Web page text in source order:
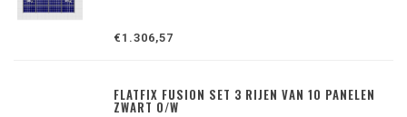
€1.306,57
FLATFIX FUSION SET 3 RIJEN VAN 10 PANELEN
ZWART O/W